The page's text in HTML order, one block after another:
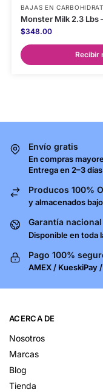
BAJAS EN
Monster Milk 2.3 Lbs
$348.00
Recibir
Envío gratis
En compras
Entrega en 2–3
Producos 100%
y almacenados
Garantía nacional
Disponible en toda
Pago 100%
AMEX / KueskiPay
ACERCA DE
Nosotros
Marcas
Blog
Tienda